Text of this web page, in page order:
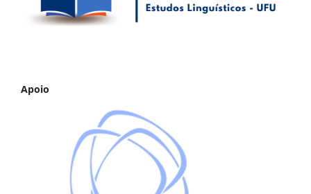
Apoio